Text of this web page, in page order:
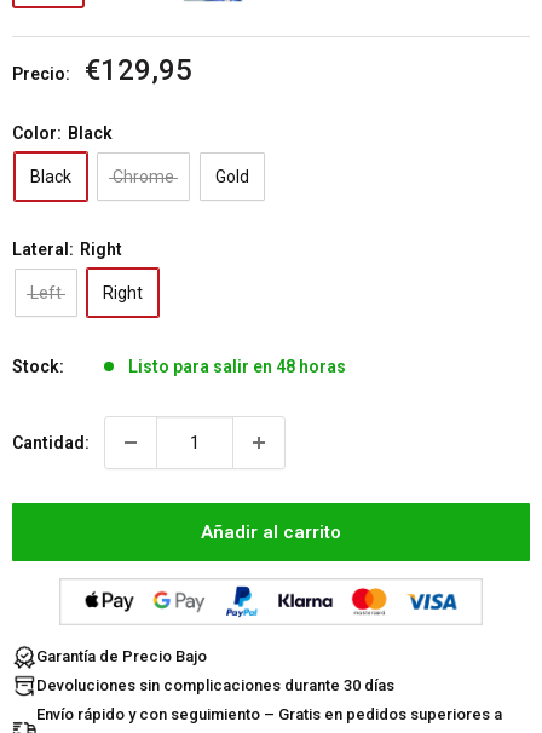
Precio:
Precio
venta
€129,95
Color: Black
Black Chrome Gold
Lateral: Right
Left Right
Stock: Listo para salir en 48 horas
Cantidad:
Añadir al carrito
Garantía de Precio Bajo
Devoluciones sin complicaciones durante 30 días
Envío rápido y con seguimiento – Gratis en pedidos superiores a